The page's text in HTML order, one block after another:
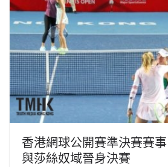
香港網球公開賽準決賽賽
與莎絲奴域晉身決賽